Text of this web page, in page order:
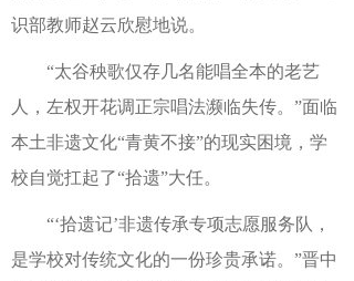
识部教师赵云欣慰地说。
“太谷秧歌仅存几名能唱全本的老艺
人，左权开花调正宗唱法濒临失传。”面临
本土非遗文化“青黄不接”的现实困境，学
校自觉扛起了“拾遗”大任。
“‘拾遗记’非遗传承专项志愿服务队，
是学校对传统文化的一份珍贵承诺。”晋中